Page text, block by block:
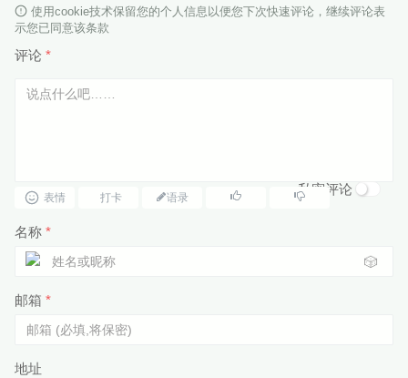
使用cookie技术保留您的个人信息以便您下次快速评论，继续评论表
示您已同意该条款
评论 *
表情 打卡 语录
私密评论
名称 *
🎲
邮箱 *
地址